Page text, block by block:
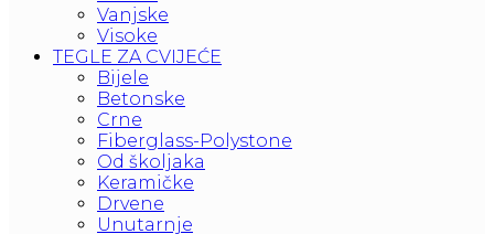
Vanjske
Visoke
TEGLE ZA CVIJEĆE
Bijele
Betonske
Crne
Fiberglass-Polystone
Od školjaka
Keramičke
Drvene
Unutarnje